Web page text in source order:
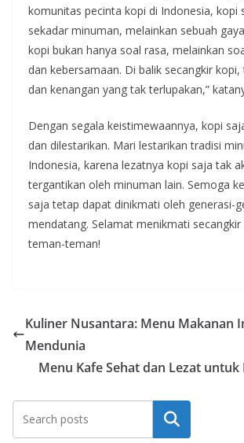
komunitas pecinta kopi di Indonesia, kopi
sekadar minuman, melainkan sebuah
kopi bukan hanya soal rasa, melainkan
dan kebersamaan. Di balik secangkir
dan kenangan yang tak terlupakan,”
Dengan segala keistimewaannya, kopi
dan dilestarikan. Mari lestarikan tradisi
Indonesia, karena lezatnya kopi saja tak
tergantikan oleh minuman lain. Semoga
saja tetap dapat dinikmati oleh generasi-
mendatang. Selamat menikmati
teman-teman!
Kuliner Nusantara: Menu Makanan
Mendunia
Menu Kafe Sehat dan Lezat
Search